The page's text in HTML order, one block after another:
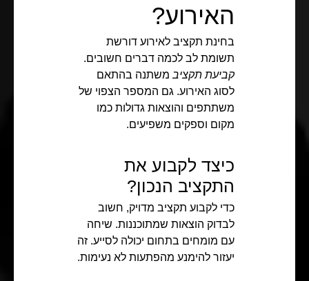
האירוע?
בחינת תקציב לאירוע דורשת
תשומת לב לכמה דברים חשובים.
קביעת תקציב משתנה בהתאם
לסוג האירוע. גם המספר הצפוי של
משתתפים והוצאות גדולות כמו
מקום וספקים משפיעים.
כיצד לקבוע את
התקציב הנכון?
כדי לקבוע תקציב מדויק, חשוב
לבדוק הוצאות שמתוכננות. שיחה
עם מומחים בתחום יכולה לסייע. זה
יעזור להימנע מהפתעות לא נעימות.